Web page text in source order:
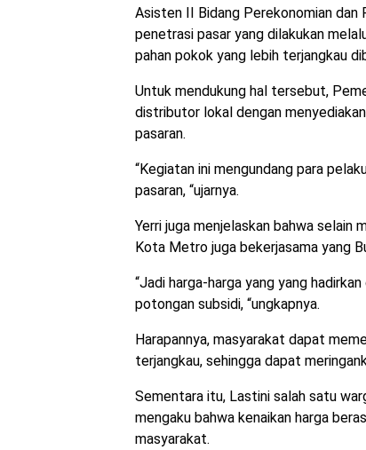
Asisten II Bidang Perekonomian dan
penetrasi pasar yang dilakukan
pahan pokok yang lebih terjangkau
Untuk mendukung hal tersebut,
distributor lokal dengan
pasaran.
“Kegiatan ini mengundang para
pasaran, “ujarnya.
Yerri juga menjelaskan bahwa
Kota Metro juga bekerjasama yang
“Jadi harga-harga yang yang
potongan subsidi, “ungkapnya.
Harapannya, masyarakat dapat
terjangkau, sehingga dapat
Sementara itu, Lastini salah satu
mengaku bahwa kenaikan harga
masyarakat.